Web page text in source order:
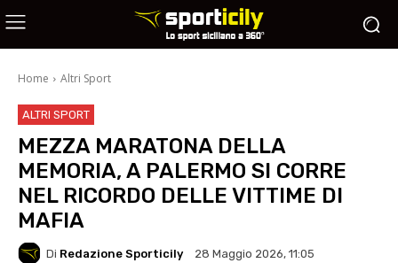
Home Altri Sport
ALTRI SPORT
MEZZA MARATONA DELLA
MEMORIA, A PALERMO SI CORRE
NEL RICORDO DELLE VITTIME DI
MAFIA
Di Redazione Sporticily 28 Maggio 2026, 11:05